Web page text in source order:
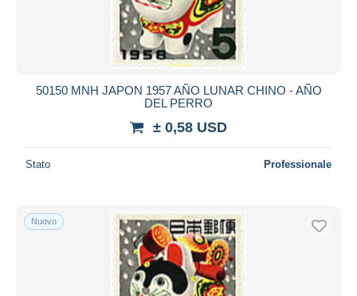
50150 MNH JAPON 1957 AÑO LUNAR CHINO - AÑO
DEL PERRO
± 0,58 USD
Stato Professionale
Nuovo